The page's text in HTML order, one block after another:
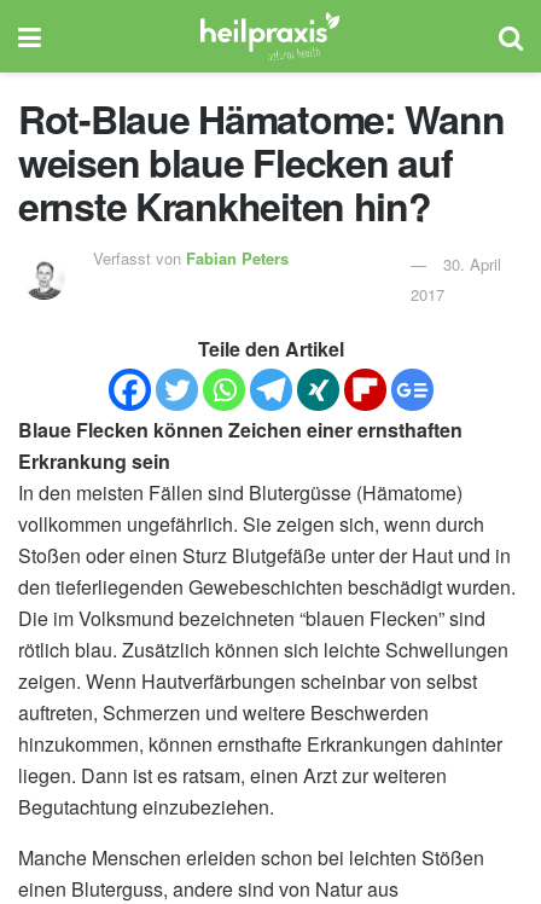
Rot-Blaue Hämatome: Wann
weisen blaue Flecken auf
ernste Krankheiten hin?
Verfasst von Fabian Peters
30. April
2017
Teile den Artikel
Blaue Flecken können Zeichen einer ernsthaften
Erkrankung sein
In den meisten Fällen sind Blutergüsse (Hämatome)
vollkommen ungefährlich. Sie zeigen sich, wenn durch
Stoßen oder einen Sturz Blutgefäße unter der Haut und in
den tieferliegenden Gewebeschichten beschädigt wurden.
Die im Volksmund bezeichneten “blauen Flecken” sind
rötlich blau. Zusätzlich können sich leichte Schwellungen
zeigen. Wenn Hautverfärbungen scheinbar von selbst
auftreten, Schmerzen und weitere Beschwerden
hinzukommen, können ernsthafte Erkrankungen dahinter
liegen. Dann ist es ratsam, einen Arzt zur weiteren
Begutachtung einzubeziehen.
Manche Menschen erleiden schon bei leichten Stößen
einen Bluterguss, andere sind von Natur aus